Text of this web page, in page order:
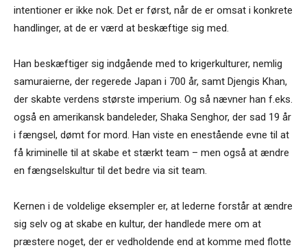
intentioner er ikke nok. Det er først, når de er omsat i konkrete
handlinger, at de er værd at beskæftige sig med.
Han beskæftiger sig indgående med to krigerkulturer, nemlig
samuraierne, der regerede Japan i 700 år, samt Djengis Khan,
der skabte verdens største imperium. Og så nævner han f.eks.
også en amerikansk bandeleder, Shaka Senghor, der sad 19 år
i fængsel, dømt for mord. Han viste en enestående evne til at
få kriminelle til at skabe et stærkt team – men også at ændre
en fængselskultur til det bedre via sit team.
Kernen i de voldelige eksempler er, at lederne forstår at ændre
sig selv og at skabe en kultur, der handlede mere om at
præstere noget, der er vedholdende end at komme med flotte